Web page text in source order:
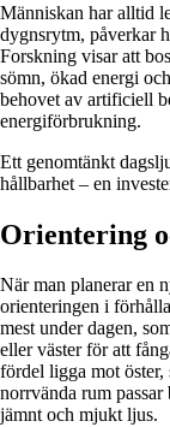
Människan har alltid
dygnsrytm, påverkar
Forskning visar att
sömn, ökad energi
behovet av artificiell
energiförbrukning.
Ett genomtänkt
hållbarhet – en
Orientering
När man planerar en
orienteringen i
mest under dagen,
eller väster för att
fördel ligga mot öster,
norrvända rum
jämnt och mjukt ljus.